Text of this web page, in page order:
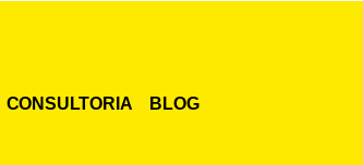
CONSULTORIA BLOG